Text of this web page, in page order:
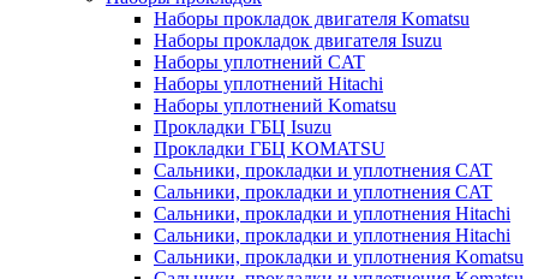
Наборы прокладок двигателя Komatsu
Наборы прокладок двигателя Isuzu
Наборы уплотнений CAT
Наборы уплотнений Hitachi
Наборы уплотнений Komatsu
Прокладки ГБЦ Isuzu
Прокладки ГБЦ KOMATSU
Сальники, прокладки и уплотнения CAT
Сальники, прокладки и уплотнения CAT
Сальники, прокладки и уплотнения Hitachi
Сальники, прокладки и уплотнения Hitachi
Сальники, прокладки и уплотнения Komatsu